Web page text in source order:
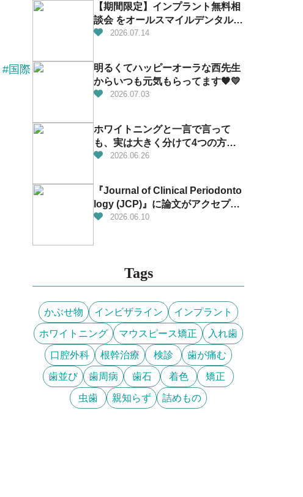
#国際
【期間限定】インプラント無料相
談会 をオールスマイルデンタルで
開催！2026.07.14
明るくてハッピーオーラな西先生
からいつも元気もらってます🧡💛
2026.07.03
ホワイトニングと一言で言って
も、実は大きく分けて4つの方法
があります！
2026.06.26
『Journal of Clinical Periodonto
logy (JCP)』に論文がアクセプト
されました！！！👏✨
2026.06.10
Tags
かぶせ物 インビザライン インプラント
ホワイトニング マウスピース矯正 入れ歯
口腔外科 根幹治療 検診 歯が痛む
歯並び 歯周病 歯石 着色 矯正
虫歯 親知らず 詰めもの